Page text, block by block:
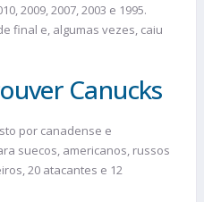
2009, 2007, 2003 e 1995.
final e, algumas vezes, caiu
Canucks
por canadense e
suecos, americanos, russos
20 atacantes e 12